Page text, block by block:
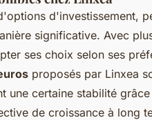
d'investissement,
significative. Avec
ses choix selon ses
proposés par Linxea
une certaine stabilité
de croissance à long